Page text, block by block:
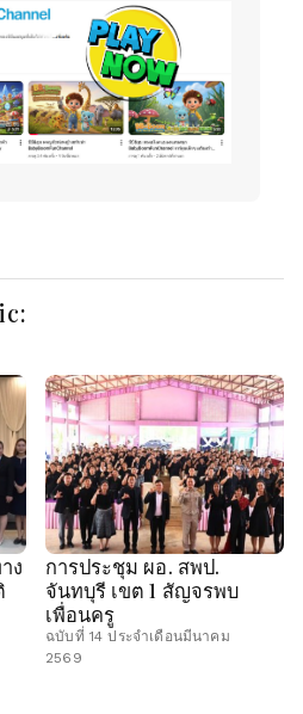
ง
การประชุม ผอ. สพป.
จันทบุรี เขต 1 สัญจรพบ
เพื่อนครู
ฉบับที่ 14 ประจำเดือนมีนาคม
2569